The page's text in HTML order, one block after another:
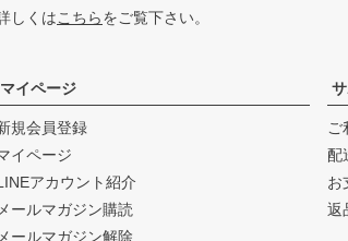
しくはこちらをご覧下さい。
マイページ
規会員登録
イページ
アカウント紹介
メールマガジン購読
メールマガジン解除
ご
配
お
返